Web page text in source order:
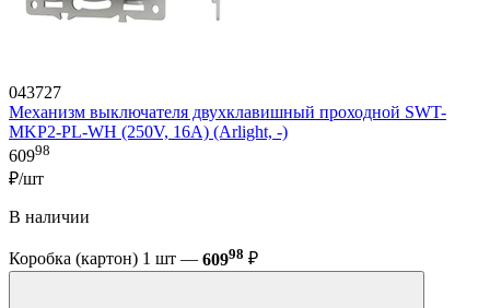
043727
Механизм выключателя двухклавишный проходной SWT-
MKP2-PL-WH (250V, 16A) (Arlight, -)
60998
₽/шт
В наличии
Коробка (картон) 1 шт — 60998 ₽